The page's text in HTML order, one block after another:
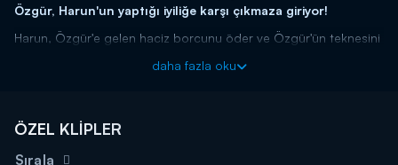
Özgür, Harun'un yaptığı iyiliğe karşı çıkmaza giriyor!
Harun, Özgür'e gelen haciz borcunu öder ve Özgür'ün teknesini
borcunu ödemek için Serkan'ın baskı kurduğu kaçakçılık işini
Dönence yeni bölümleriyle salı akşamı 20.00'de Kanal D'de!
daha fazla oku
ÖZEL KLİPLER
Sırala